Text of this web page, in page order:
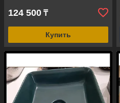
124 500 ₸
Купить